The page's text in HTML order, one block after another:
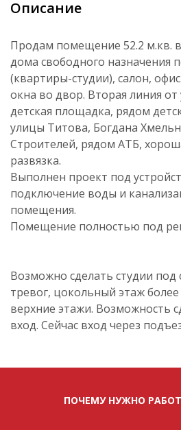
Описание
Продам помещение 52.2 м.кв.
дома свободного назначения
(квартиры-cтудии), салон,
окна во двор. Вторая линия
детская площадка, рядом
улицы Титова, Богдана
Строителей, рядом АТБ,
развязка.
Выполнен проект под
подключение воды и
помещения.
Помещение полностью под
Возможно сделать студии под
тревог, цокольный этаж
верхние этажи. Возможность
вход. Сейчас вход через
ПОЧЕМУ НУЖНО